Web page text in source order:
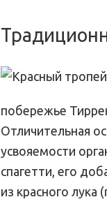
побережье
Отличительная
усвояемости
спагетти, его
из красного лука